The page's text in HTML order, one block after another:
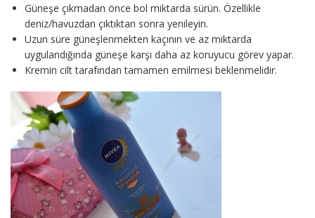
Güneşe çıkmadan önce bol miktarda sürün. Özellikle
deniz/havuzdan çıktıktan sonra yenileyin.
Uzun süre güneşlenmekten kaçının ve az miktarda
uygulandığında güneşe karşı daha az koruyucu görev yapar.
Kremin cilt tarafından tamamen emilmesi beklenmelidir.